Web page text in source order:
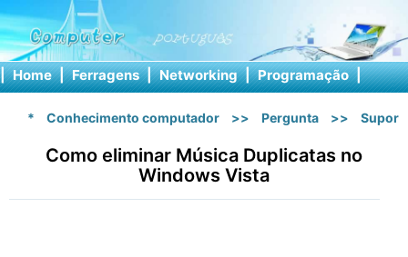
| Home | Ferragens | Networking | Programação |
* Conhecimento computador >> Pergunta >>
Como eliminar Música Duplicatas no
Windows Vista